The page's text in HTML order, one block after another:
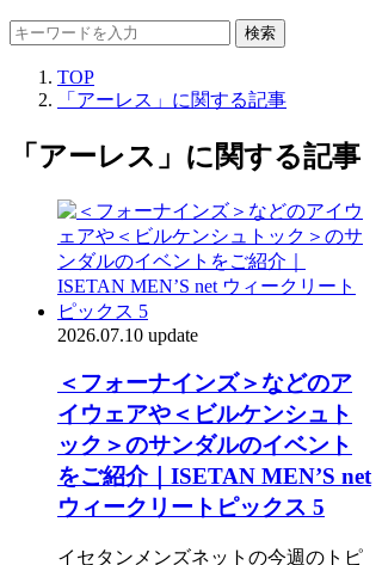
検索
TOP
「アーレス」に関する記事
「アーレス」に関する記事
2026.07.10 update
＜フォーナインズ＞などのア
イウェアや＜ビルケンシュト
ック＞のサンダルのイベント
をご紹介｜ISETAN MEN’S net
ウィークリートピックス 5
イセタンメンズネットの今週のトピ